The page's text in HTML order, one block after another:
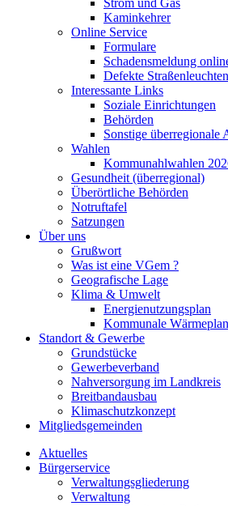
Strom und Gas
Kaminkehrer
Online Service
Formulare
Schadensmeldung
Defekte
Interessante Links
Soziale Einrichtungen
Behörden
Sonstige überregionale
Wahlen
Kommunahlwahlen
Gesundheit (überregional)
Überörtliche Behörden
Notruftafel
Satzungen
Über uns
Grußwort
Was ist eine VGem ?
Geografische Lage
Klima & Umwelt
Energienutzungsplan
Kommunale
Standort & Gewerbe
Grundstücke
Gewerbeverband
Nahversorgung im Landkreis
Breitbandausbau
Klimaschutzkonzept
Mitgliedsgemeinden
Aktuelles
Bürgerservice
Verwaltungsgliederung
Verwaltung